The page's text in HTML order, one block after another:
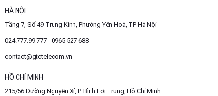
HÀ NỘI
Tầng 7, Số 49 Trung Kính, Phường Yên Hoà, TP Hà Nội
024.777.99.777 - 0965 527 688
contact@gtctelecom.vn
HỒ CHÍ MINH
215/56 Đường Nguyễn Xí, P. Bình Lợi Trung, Hồ Chí Minh